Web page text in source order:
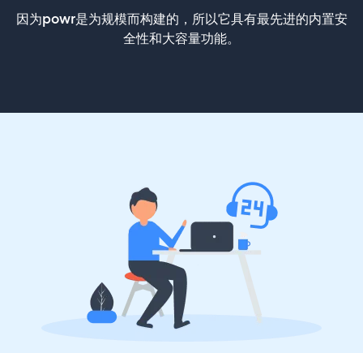
因为powr是为规模而构建的，所以它具有最先进的内置安
全性和大容量功能。